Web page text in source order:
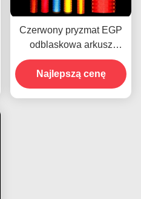
Czerwony pryzmat EGP
odblaskowa arkusz
winylowy do druku UV z
rozpuszczalnikami
ekologicznymi
Najlepszą cenę